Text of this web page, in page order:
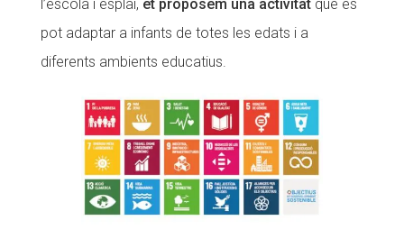
l’escola i esplai, et proposem una activitatque es
pot adaptar a infants de totes les edats i a
diferents ambients educatius.